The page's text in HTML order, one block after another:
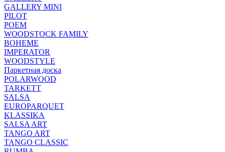
GALLERY MINI
PILOT
POEM
WOODSTOCK FAMILY
BOHEME
IMPERATOR
WOODSTYLE
Паркетная доска
POLARWOOD
TARKETT
SALSA
EUROPARQUET
KLASSIKA
SALSA ART
TANGO ART
TANGO CLASSIC